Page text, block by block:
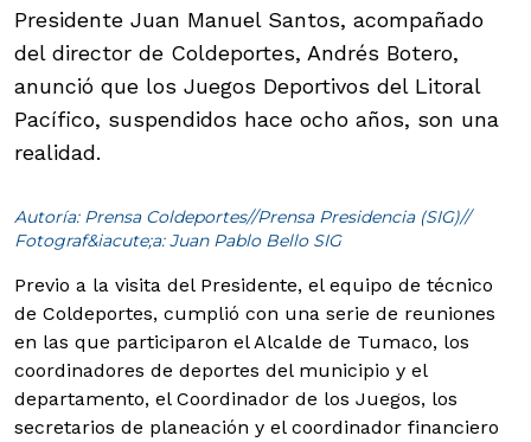
Presidente Juan Manuel Santos, acompañado
del director de Coldeportes, Andrés Botero,
anunció que los Juegos Deportivos del Litoral
Pacífico, suspendidos hace ocho años, son una
realidad.
Autoría: Prensa Coldeportes//Prensa Presidencia (SIG)//
Fotograf&iacute;a: Juan Pablo Bello SIG
Previo a la visita del Presidente, el equipo de técnico
de Coldeportes, cumplió con una serie de reuniones
en las que participaron el Alcalde de Tumaco, los
coordinadores de deportes del municipio y el
departamento, el Coordinador de los Juegos, los
secretarios de planeación y el coordinador financiero